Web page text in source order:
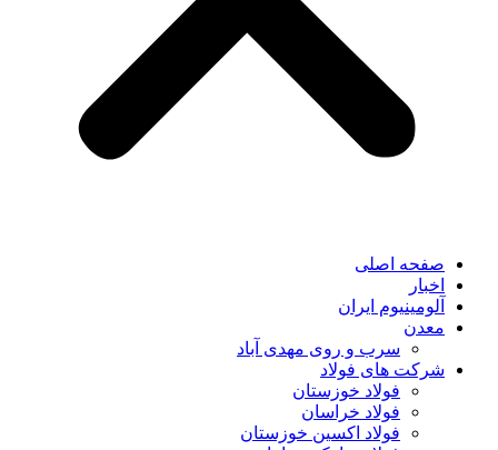
صفحه اصلی
اخبار
آلومینیوم ایران
معدن
سرب و روی مهدی آباد
شرکت های فولاد
فولاد خوزستان
فولاد خراسان
فولاد اکسین خوزستان